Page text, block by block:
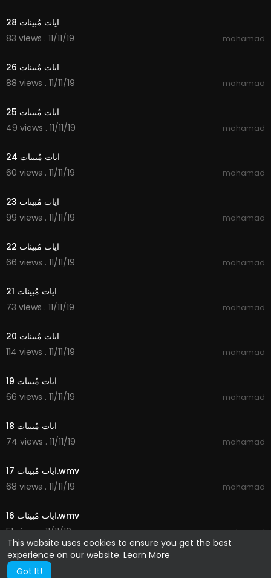
This website uses cookies to ensure you get the best
experience on our website. Learn More
Got It!
ايات مُبينات 28
83 views . 11/11/19
mohamad
ايات مُبينات 26
88 views . 11/11/19
mohamad
ايات مُبينات 25
49 views . 11/11/19
mohamad
ايات مُبينات 24
60 views . 11/11/19
mohamad
ايات مُبينات 23
99 views . 11/11/19
mohamad
ايات مُبينات 22
66 views . 11/11/19
mohamad
ايات مُبينات 21
73 views . 11/11/19
mohamad
ايات مُبينات 20
114 views . 11/11/19
mohamad
ايات مُبينات 19
66 views . 11/11/19
mohamad
ايات مُبينات 18
74 views . 11/11/19
mohamad
ايات مُبينات 17.wmv
68 views . 11/11/19
mohamad
ايات مُبينات 16.wmv
51 views . 11/11/19
mohamad